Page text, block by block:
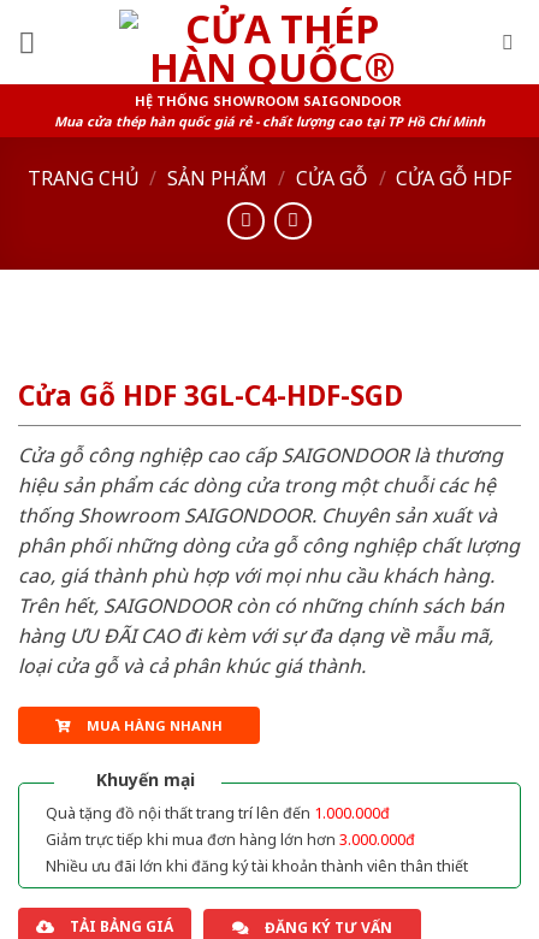
HỆ THỐNG SHOWROOM SAIGONDOOR
Mua cửa thép hàn quốc giá rẻ - chất lượng cao tại TP Hồ Chí Minh
TRANG CHỦ / SẢN PHẨM / CỬA GỖ / CỬA GỖ HDF
Cửa Gỗ HDF 3GL-C4-HDF-SGD
Cửa gỗ công nghiệp cao cấp SAIGONDOOR là thương
hiệu sản phẩm các dòng cửa trong một chuỗi các hệ
thống Showroom SAIGONDOOR. Chuyên sản xuất và
phân phối những dòng cửa gỗ công nghiệp chất lượng
cao, giá thành phù hợp với mọi nhu cầu khách hàng.
Trên hết, SAIGONDOOR còn có những chính sách bán
hàng ƯU ĐÃI CAO đi kèm với sự đa dạng về mẫu mã,
loại cửa gỗ và cả phân khúc giá thành.
MUA HÀNG NHANH
Khuyến mại
Quà tặng đồ nội thất trang trí lên đến 1.000.000đ
Giảm trực tiếp khi mua đơn hàng lớn hơn 3.000.000đ
Nhiều ưu đãi lớn khi đăng ký tài khoản thành viên thân thiết
TẢI BẢNG GIÁ ĐĂNG KÝ TƯ VẤN